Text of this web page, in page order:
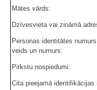
Mātes vārds:
Dzīvesvieta vai zināmā
Personas identitātes
veids un numurs:
Pirkstu nospiedumi:
Cita pieejamā identifikācijas